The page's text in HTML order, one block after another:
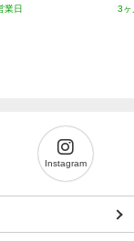
業日
3ヶ
Instagram